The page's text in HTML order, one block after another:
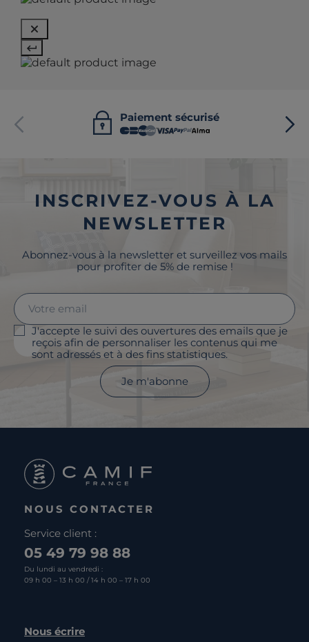
Paiement sécurisé
INSCRIVEZ-VOUS À LA
NEWSLETTER
Abonnez-vous à la newsletter et surveillez vos mails
pour profiter de 5% de remise !
J'accepte le suivi des ouvertures des emails que je
reçois afin de personnaliser les contenus qui me
sont adressés et à des fins statistiques.
Je m'abonne
NOUS CONTACTER
Service client :
05 49 79 98 88
Du lundi au vendredi :
09 h 00 – 13 h 00 / 14 h 00 – 17 h 00
Nous écrire